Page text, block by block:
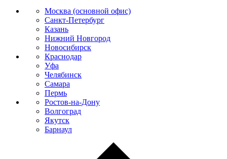
Москва (основной офис)
Санкт-Петербург
Казань
Нижний Новгород
Новосибирск
Краснодар
Уфа
Челябинск
Самара
Пермь
Ростов-на-Дону
Волгоград
Якутск
Барнаул